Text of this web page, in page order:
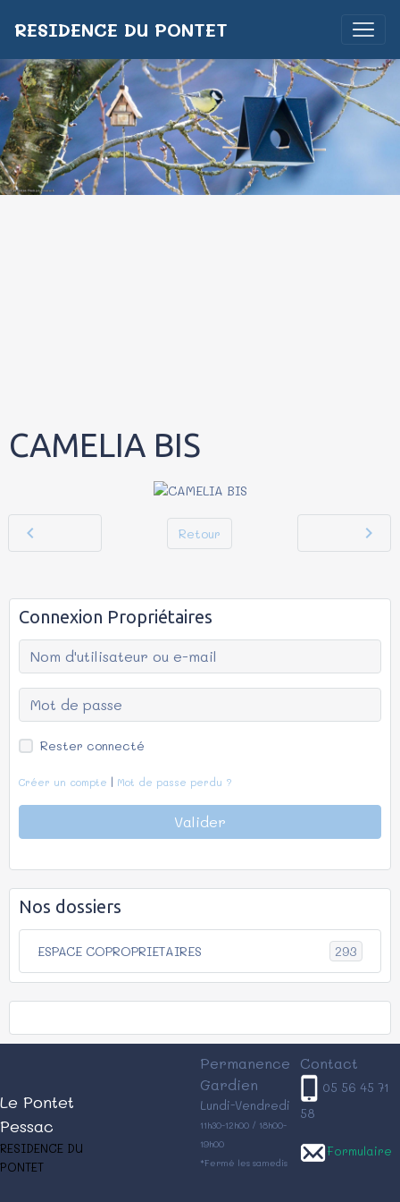
RESIDENCE DU PONTET
CAMELIA BIS
Retour
Connexion Propriétaires
Rester connecté
Créer un compte Mot de passe perdu ?
Valider
Nos dossiers
ESPACE COPROPRIETAIRES 293
Le Pontet
Pessac
RESIDENCE DU
PONTET
Permanence
Gardien
Lundi-Vendredi
11h30-12h00 / 18h00-
19h00
*Fermé les samedis
Contact
05 56 45 71
58
Formulaire